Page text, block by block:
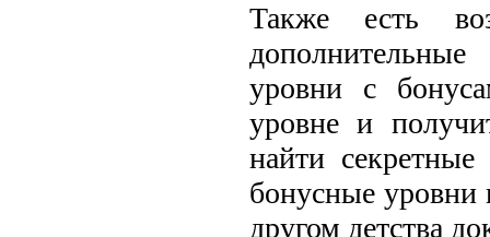
Также есть
уровни с
уровне и
найти
бонусные уровни
другом детства